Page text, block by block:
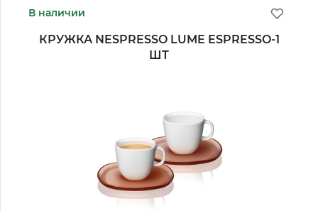
В наличии
КРУЖКА NESPRESSO LUME ESPRESSO-1
ШТ